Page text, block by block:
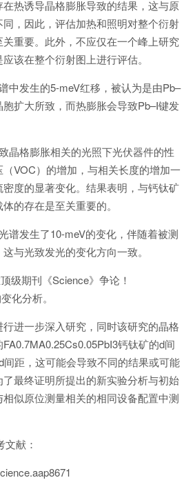
热诱导晶格膨胀导致的结果，这与原
，因此，评估加热和照明对整个衍射
重要。此外，不应仅在一个峰上研究
该在整个衍射图上进行评估。
中发生的5-meV红移，被认为是由Pb–
扩大所致，而热膨胀会导致Pb–I键发
晶格膨胀相关的光照下光伏器件的性
VOC）的增加，与相关长度的增加一
度的显著变化。结果表明，与钙钛矿
的存在是至关重要的。
谱发生了10-meV的变化，伴随着被测
与光致发光的变化方向一致。
化分析。
进一步深入研究，同时该研究的晶格
钙钛矿的d间
间距，这可能会导致不同的结果或可能
最终证明所提出的新实验分析与初始
似原位测量相关的相同设备配置中测
献：